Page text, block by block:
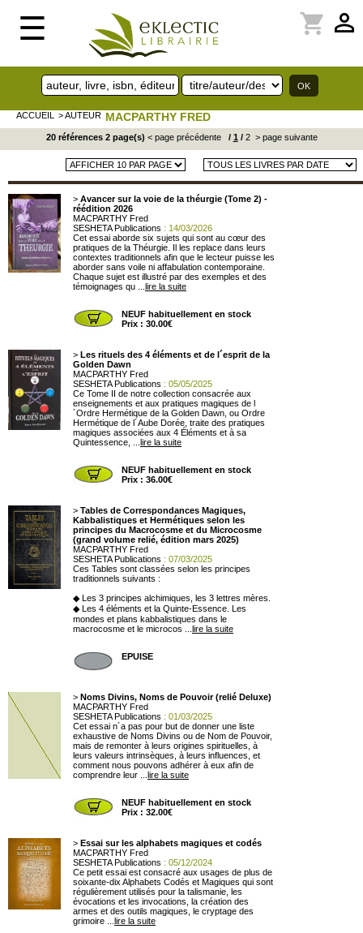
☰ perm_identity
shopping_cart
ACCUEIL > AUTEUR MACPARTHY FRED
20 références 2 page(s) < page précédente/ 1 /2 > page suivante
> Avancer sur la voie de la théurgie (Tome 2) -
réédition 2026
MACPARTHY Fred
SESHETA Publications : 14/03/2026
Cet essai aborde six sujets qui sont au cœur des
pratiques de la Théurgie. Il les replace dans leurs
contextes traditionnels afin que le lecteur puisse les
aborder sans voile ni affabulation contemporaine.
Chaque sujet est illustré par des exemples et des
témoignages qu ... lire la suite
NEUF habituellement en stock
Prix : 30.00€
> Les rituels des 4 éléments et de l´esprit de la
Golden Dawn
MACPARTHY Fred
SESHETA Publications : 05/05/2025
Ce Tome II de notre collection consacrée aux
enseignements et aux pratiques magiques de l
´Ordre Hermétique de la Golden Dawn, ou Ordre
Hermétique de l´Aube Dorée, traite des pratiques
magiques associées aux 4 Éléments et à sa
Quintessence, ... lire la suite
NEUF habituellement en stock
Prix : 36.00€
> Tables de Correspondances Magiques,
Kabbalistiques et Hermétiques selon les
principes du Macrocosme et du Microcosme
(grand volume relié, édition mars 2025)
MACPARTHY Fred
SESHETA Publications : 07/03/2025
Ces Tables sont classées selon les principes
traditionnels suivants :
◆ Les 3 principes alchimiques, les 3 lettres mères.
◆ Les 4 éléments et la Quinte-Essence. Les
mondes et plans kabbalistiques dans le
macrocosme et le microcos ... lire la suite
EPUISE
> Noms Divins, Noms de Pouvoir (relié Deluxe)
MACPARTHY Fred
SESHETA Publications : 01/03/2025
Cet essai n´a pas pour but de donner une liste
exhaustive de Noms Divins ou de Nom de Pouvoir,
mais de remonter à leurs origines spirituelles, à
leurs valeurs intrinsèques, à leurs influences, et
comment nous pouvons adhérer à eux afin de
comprendre leur ... lire la suite
NEUF habituellement en stock
Prix : 32.00€
> Essai sur les alphabets magiques et codés
MACPARTHY Fred
SESHETA Publications : 05/12/2024
Ce petit essai est consacré aux usages de plus de
soixante-dix Alphabets Codés et Magiques qui sont
régulièrement utilisés pour la talismanie, les
évocations et les invocations, la création des
armes et des outils magiques, le cryptage des
grimoire ... lire la suite